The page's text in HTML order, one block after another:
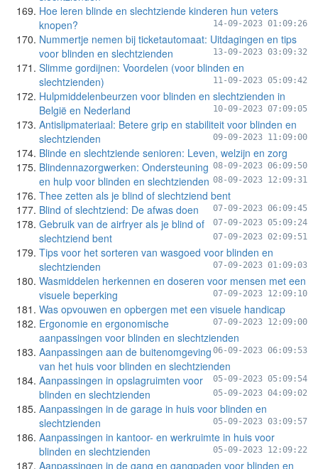
Hoe leren blinde en slechtziende kinderen hun veters
knopen?
14-09-2023 01:09:26
Nummertje nemen bij ticketautomaat: Uitdagingen en tips
voor blinden en slechtzienden
13-09-2023 03:09:32
Slimme gordijnen: Voordelen (voor blinden en
slechtzienden)
11-09-2023 05:09:42
Hulpmiddelenbeurzen voor blinden en slechtzienden in
België en Nederland
10-09-2023 07:09:05
Antislipmateriaal: Betere grip en stabiliteit voor blinden en
slechtzienden
09-09-2023 11:09:00
Blinde en slechtziende senioren: Leven, welzijn en zorg
08-09-2023 06:09:50
Blindennazorgwerken: Ondersteuning
en hulp voor blinden en slechtzienden 08-09-2023 12:09:31
Thee zetten als je blind of slechtziend bent
07-09-2023 06:09:45
Blind of slechtziend: De afwas doen
07-09-2023 05:09:24
Gebruik van de airfryer als je blind of
slechtziend bent
07-09-2023 02:09:51
Tips voor het sorteren van wasgoed voor blinden en
slechtzienden
07-09-2023 01:09:03
Wasmiddelen herkennen en doseren voor mensen met een
visuele beperking
07-09-2023 12:09:10
Was opvouwen en opbergen met een visuele handicap
07-09-2023 12:09:00
Ergonomie en ergonomische
aanpassingen voor blinden en slechtzienden
06-09-2023 06:09:53
Aanpassingen aan de buitenomgeving
van het huis voor blinden en slechtzienden
05-09-2023 05:09:54
Aanpassingen in opslagruimten voor
blinden en slechtzienden
05-09-2023 04:09:02
Aanpassingen in de garage in huis voor blinden en
slechtzienden
05-09-2023 03:09:57
Aanpassingen in kantoor- en werkruimte in huis voor
blinden en slechtzienden
05-09-2023 12:09:22
Aanpassingen in de gang en gangpaden voor blinden en